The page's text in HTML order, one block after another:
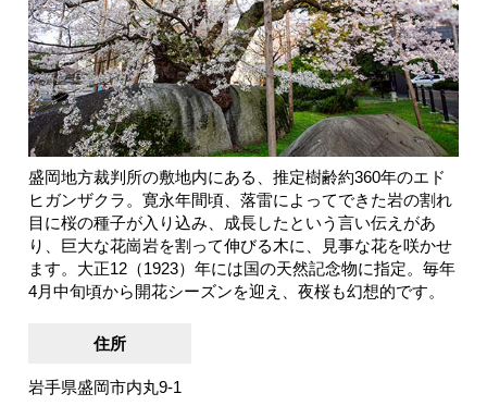
盛岡地方裁判所の敷地内にある、推定樹齢約360年のエド
ヒガンザクラ。寛永年間頃、落雷によってできた岩の割れ
目に桜の種子が入り込み、成長したという言い伝えがあ
り、巨大な花崗岩を割って伸びる木に、見事な花を咲かせ
ます。大正12（1923）年には国の天然記念物に指定。毎年
4月中旬頃から開花シーズンを迎え、夜桜も幻想的です。
住所
岩手県盛岡市内丸9-1